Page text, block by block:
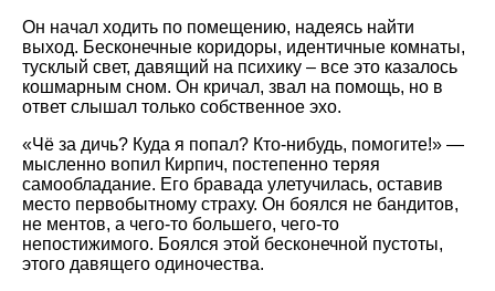
Он начал ходить по помещению, надеясь найти
выход. Бесконечные коридоры, идентичные комнаты,
тусклый свет, давящий на психику – все это казалось
кошмарным сном. Он кричал, звал на помощь, но в
ответ слышал только собственное эхо.
«Чё за дичь? Куда я попал? Кто-нибудь, помогите!» —
мысленно вопил Кирпич, постепенно теряя
самообладание. Его бравада улетучилась, оставив
место первобытному страху. Он боялся не бандитов,
не ментов, а чего-то большего, чего-то
непостижимого. Боялся этой бесконечной пустоты,
этого давящего одиночества.